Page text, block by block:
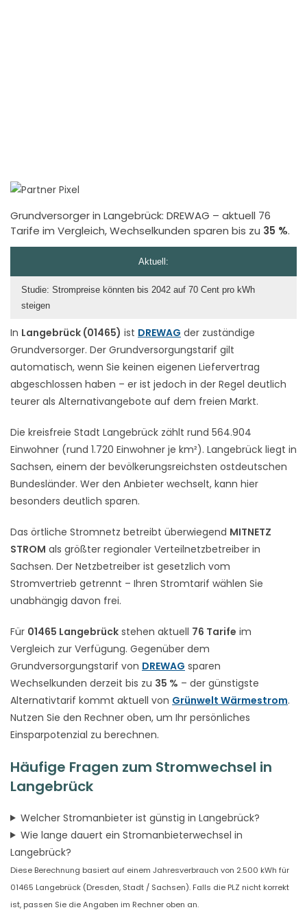
Grundversorger in Langebrück: DREWAG – aktuell 76
Tarife im Vergleich, Wechselkunden sparen bis zu 35 %.
In Langebrück (01465) ist DREWAG der zuständige
Grundversorger. Der Grundversorgungstarif gilt
automatisch, wenn Sie keinen eigenen Liefervertrag
abgeschlossen haben – er ist jedoch in der Regel deutlich
teurer als Alternativangebote auf dem freien Markt.
Die kreisfreie Stadt Langebrück zählt rund 564.904
Einwohner (rund 1.720 Einwohner je km²). Langebrück liegt in
Sachsen, einem der bevölkerungsreichsten ostdeutschen
Bundesländer. Wer den Anbieter wechselt, kann hier
besonders deutlich sparen.
Das örtliche Stromnetz betreibt überwiegend MITNETZ
STROM als größter regionaler Verteilnetzbetreiber in
Sachsen. Der Netzbetreiber ist gesetzlich vom
Stromvertrieb getrennt – Ihren Stromtarif wählen Sie
unabhängig davon frei.
Für 01465 Langebrück stehen aktuell 76 Tarife im
Vergleich zur Verfügung. Gegenüber dem
Grundversorgungstarif von DREWAG sparen
Wechselkunden derzeit bis zu 35 % – der günstigste
Alternativtarif kommt aktuell von Grünwelt Wärmestrom.
Nutzen Sie den Rechner oben, um Ihr persönliches
Einsparpotenzial zu berechnen.
Häufige Fragen zum Stromwechsel in
Langebrück
Welcher Stromanbieter ist günstig in Langebrück?
Wie lange dauert ein Stromanbieterwechsel in
Langebrück?
Diese Berechnung basiert auf einem Jahresverbrauch von 2.500 kWh für
01465 Langebrück (Dresden, Stadt / Sachsen). Falls die PLZ nicht korrekt
ist, passen Sie die Angaben im Rechner oben an.
Aktuell:
Studie: Strompreise könnten bis 2042 auf 70 Cent pro kWh
steigen